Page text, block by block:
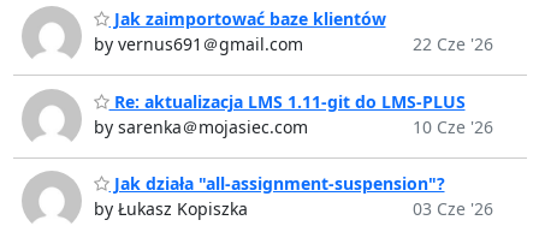
Jak zaimportować baze klientów
by vernus691＠gmail.com
22 Cze '26
Re: aktualizacja LMS 1.11-git do LMS-PLUS
by sarenka＠mojasiec.com
10 Cze '26
Jak działa "all-assignment-suspension"?
by Łukasz Kopiszka
03 Cze '26